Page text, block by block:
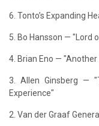
6. Tonto’s Expanding
5. Bo Hansson — "Lord
4. Brian Eno — "Another
3. Allen Ginsberg —
Experience"
2. Van der Graaf